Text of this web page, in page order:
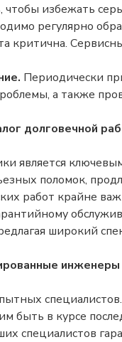
чтобы избежать
регулярно
критична.
Периодически
а также
долговечной
является
поломок,
работ крайне
широкий
инженеры
быть в курсе
специалистов